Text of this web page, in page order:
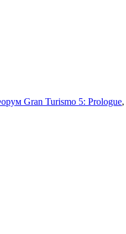
Gran Turismo 5: Prologue,